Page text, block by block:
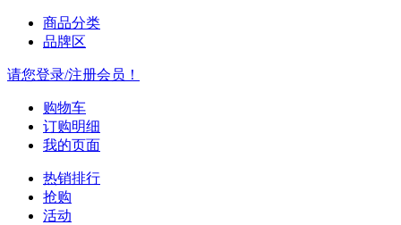
商品分类
品牌区
请您登录/注册会员！
购物车
订购明细
我的页面
热销排行
抢购
活动